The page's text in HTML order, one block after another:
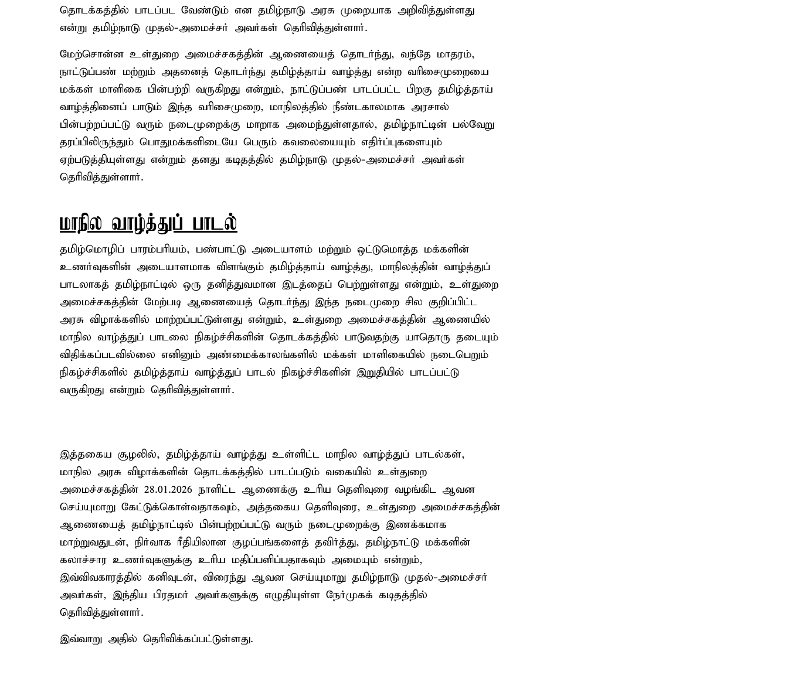
தொடக்கத்தில் பாடப்பட வேண்டும் என தமிழ்நாடு அரசு முறையாக அறிவித்துள்ளது
என்று தமிழ்நாடு முதல்-அமைச்சர் அவர்கள் தெரிவித்துள்ளார்.
மேற்சொன்ன உள்துறை அமைச்சகத்தின் ஆணையைத் தொடர்ந்து, வந்தே மாதரம்,
நாட்டுப்பண் மற்றும் அதனைத் தொடர்ந்து தமிழ்த்தாய் வாழ்த்து என்ற வரிசைமுறையை
மக்கள் மாளிகை பின்பற்றி வருகிறது என்றும், நாட்டுப்பண் பாடப்பட்ட பிறகு தமிழ்த்தாய்
வாழ்த்தினைப் பாடும் இந்த வரிசைமுறை, மாநிலத்தில் நீண்டகாலமாக அரசால்
பின்பற்றப்பட்டு வரும் நடைமுறைக்கு மாறாக அமைந்துள்ளதால், தமிழ்நாட்டின் பல்வேறு
தரப்பிலிருந்தும் பொதுமக்களிடையே பெரும் கவலையையும் எதிர்ப்புகளையும்
ஏற்படுத்தியுள்ளது என்றும் தனது கடிதத்தில் தமிழ்நாடு முதல்-அமைச்சர் அவர்கள்
தெரிவித்துள்ளார்.
மாநில வாழ்த்துப் பாடல்
தமிழ்மொழிப் பாரம்பரியம், பண்பாட்டு அடையாளம் மற்றும் ஒட்டுமொத்த மக்களின்
உணர்வுகளின் அடையாளமாக விளங்கும் தமிழ்த்தாய் வாழ்த்து, மாநிலத்தின் வாழ்த்துப்
பாடலாகத் தமிழ்நாட்டில் ஒரு தனித்துவமான இடத்தைப் பெற்றுள்ளது என்றும், உள்துறை
அமைச்சகத்தின் மேற்படி ஆணையைத் தொடர்ந்து இந்த நடைமுறை சில குறிப்பிட்ட
அரசு விழாக்களில் மாற்றப்பட்டுள்ளது என்றும், உள்துறை அமைச்சகத்தின் ஆணையில்
மாநில வாழ்த்துப் பாடலை நிகழ்ச்சிகளின் தொடக்கத்தில் பாடுவதற்கு யாதொரு தடையும்
விதிக்கப்படவில்லை எனினும் அண்மைக்காலங்களில் மக்கள் மாளிகையில் நடைபெறும்
நிகழ்ச்சிகளில் தமிழ்த்தாய் வாழ்த்துப் பாடல் நிகழ்ச்சிகளின் இறுதியில் பாடப்பட்டு
வருகிறது என்றும் தெரிவித்துள்ளார்.
இத்தகைய சூழலில், தமிழ்த்தாய் வாழ்த்து உள்ளிட்ட மாநில வாழ்த்துப் பாடல்கள்,
மாநில அரசு விழாக்களின் தொடக்கத்தில் பாடப்படும் வகையில் உள்துறை
அமைச்சகத்தின் 28.01.2026 நாளிட்ட ஆணைக்கு உரிய தெளிவுரை வழங்கிட ஆவன
செய்யுமாறு கேட்டுக்கொள்வதாகவும், அத்தகைய தெளிவுரை, உள்துறை அமைச்சகத்தின்
ஆணையைத் தமிழ்நாட்டில் பின்பற்றப்பட்டு வரும் நடைமுறைக்கு இணக்கமாக
மாற்றுவதுடன், நிர்வாக ரீதியிலான குழப்பங்களைத் தவிர்த்து, தமிழ்நாட்டு மக்களின்
கலாச்சார உணர்வுகளுக்கு உரிய மதிப்பளிப்பதாகவும் அமையும் என்றும்,
இவ்விவகாரத்தில் கனிவுடன், விரைந்து ஆவன செய்யுமாறு தமிழ்நாடு முதல்-அமைச்சர்
அவர்கள், இந்திய பிரதமர் அவர்களுக்கு எழுதியுள்ள நேர்முகக் கடிதத்தில்
தெரிவித்துள்ளார்.
இவ்வாறு அதில் தெரிவிக்கப்பட்டுள்ளது.